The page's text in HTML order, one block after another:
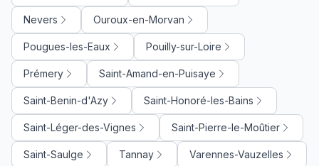
Nevers Ouroux-en-Morvan
Pougues-les-Eaux Pouilly-sur-Loire
Prémery Saint-Amand-en-Puisaye
Saint-Benin-d'Azy Saint-Honoré-les-Bains
Saint-Léger-des-Vignes Saint-Pierre-le-Moûtier
Saint-Saulge Tannay Varennes-Vauzelles